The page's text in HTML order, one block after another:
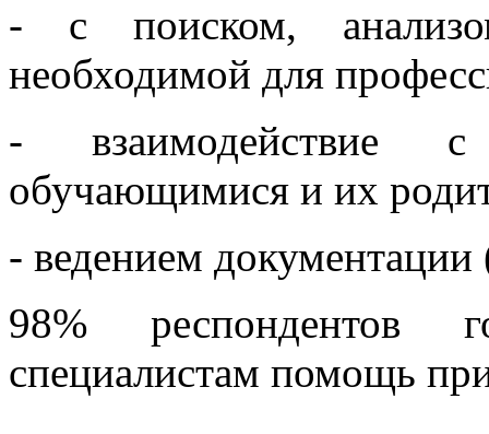
- с поиском,
необходимой для
- взаимодействие с
обучающимися и их
- ведением документации
98% респондентов
специалистам помощь